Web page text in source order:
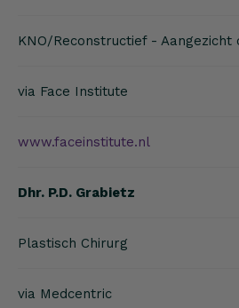
KNO/Reconstructief - Aangezicht
via Face Institute
www.faceinstitute.nl
Dhr. P.D. Grabietz
Plastisch Chirurg
via Medcentric